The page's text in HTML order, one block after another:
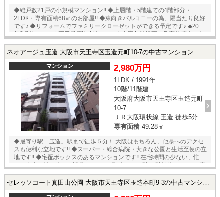
◆総戸数21戸の小規模マンション!! ◆上層階・5階建ての4階部分・
2LDK・専有面積68㎡のお部屋!! ◆東向きバルコニーの為、陽当たり良好
です♪ ◆リフォームでファミリークローゼットができる予定です♪ ◆2026
年8月リフォーム完了予定!! 【リフォーム内容】◎浴室・洗面化粧台・ト
客様は事前にご連絡くださいませ☆ ◎当社ではネットで他社様が広告し
は、物件名を担当者までお申し付け下さい。
ネオアージュ玉造 大阪市天王寺区玉造元町10-7の中古マンション
マンション 2,980万円
1LDK / 1991年
10階/11階建
大阪府大阪市天王寺区玉造元町
10-7
ＪＲ大阪環状線 玉造 徒歩5分
専有面積 49.28㎡
◆最寄り駅「玉造」駅まで徒歩５分！ 大阪はもちろん、他県へのアクセ
スも便利な立地です!! ◆スーパー・総合病院・大きな公園と生活至便の立
地です!! ◆宅配ボックスのあるマンションです!! 在宅時間の少ない、忙し
いご家庭に特に嬉しい設備です♪ ◆11階建ての10階11階部分・1LDK・専
があるお部屋です♪ ◆2026年5月リフォーム済!! 【リフォーム内容】◎キセレッソコート真田山公園 大阪市天王寺区玉造本町9-3の中古マンション